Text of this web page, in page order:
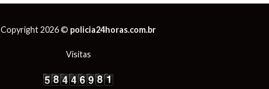
Copyright 2026 © policia24horas.com.br
Visitas